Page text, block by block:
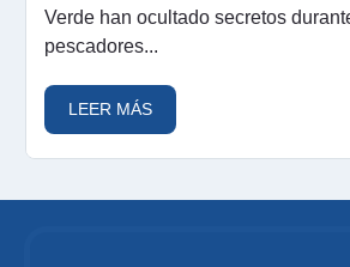
Verde han ocultado secretos
pescadores...
LEER MÁS